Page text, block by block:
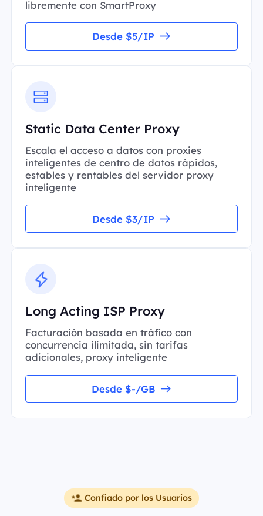
libremente con SmartProxy
Desde $5/IP
Static Data Center Proxy
Escala el acceso a datos con proxies
inteligentes de centro de datos rápidos,
estables y rentables del servidor proxy
inteligente
Desde $3/IP
Long Acting ISP Proxy
Facturación basada en tráfico con
concurrencia ilimitada, sin tarifas
adicionales, proxy inteligente
Desde $-/GB
Confiado por los Usuarios